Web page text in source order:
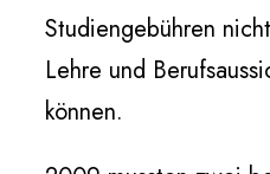
Studiengebühren
Lehre und
können.